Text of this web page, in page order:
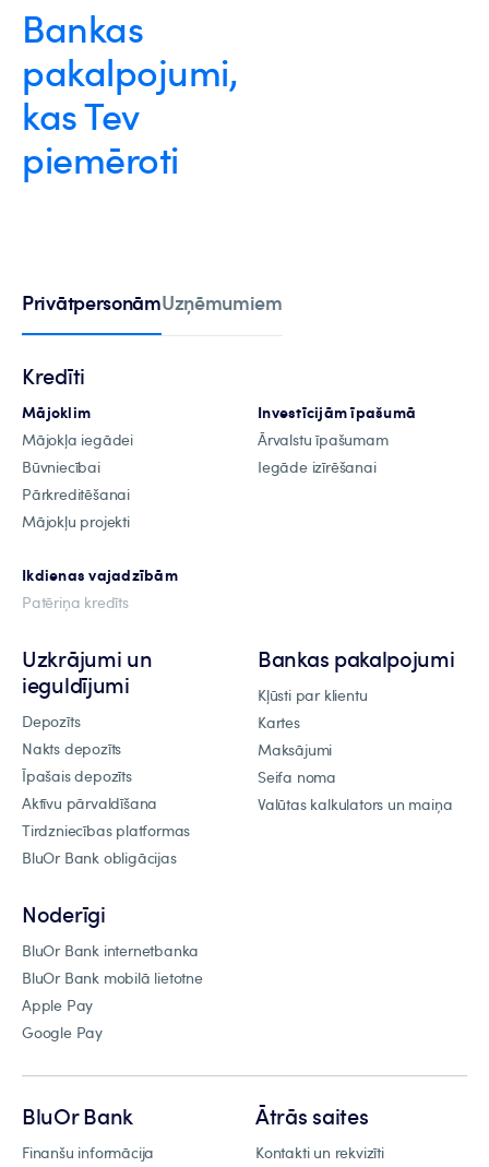
Bankas
pakalpojumi,
kas Tev
piemēroti
PrivātpersonāmUzņēmumiem
Kredīti
Mājoklim
Mājokļa iegādei
Būvniecībai
Pārkreditēšanai
Mājokļu projekti
Investīcijām īpašumā
Ārvalstu īpašumam
Iegāde izīrēšanai
Ikdienas vajadzībām
Patēriņa kredīts
Uzkrājumi un
ieguldījumi
Depozīts
Nakts depozīts
Īpašais depozīts
Aktīvu pārvaldīšana
Tirdzniecības platformas
BluOr Bank obligācijas
Bankas pakalpojumi
Kļūsti par klientu
Kartes
Maksājumi
Seifa noma
Valūtas kalkulators un maiņa
Noderīgi
BluOr Bank internetbanka
BluOr Bank mobilā lietotne
Apple Pay
Google Pay
BluOr Bank
Finanšu informācija
Ātrās saites
Kontakti un rekvizīti